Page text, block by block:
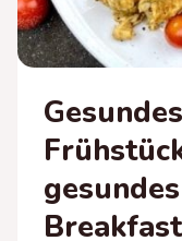
Breakfast